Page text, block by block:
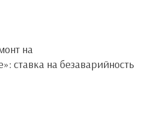
на
ставка на безаварийность